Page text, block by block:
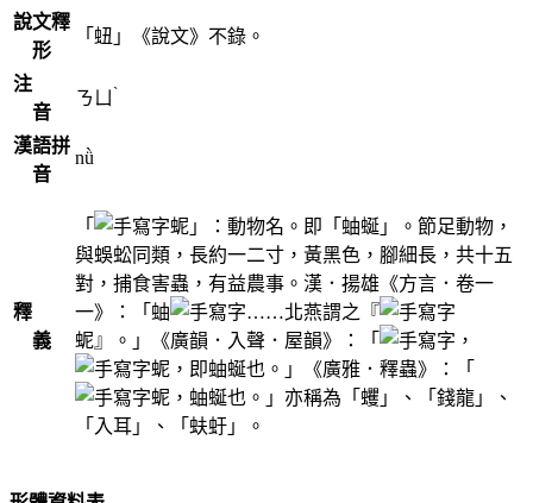
說文釋
形
「䖡」《說文》不錄。
注
音
ㄋㄩ ˋ
漢語拼
音
nǜ
釋
義
「
蚭」：動物名。即「蚰蜒」。節足動物，
與蜈蚣同類，長約一二寸，黃黑色，腳細長，共十五
對，捕食害蟲，有益農事。漢．揚雄《方言．卷一
一》：「蚰
……北燕謂之『
蚭』。」《廣韻．入聲．屋韻》：「
，
蚭，即蚰蜒也。」《廣雅．釋蟲》：「
蚭，蚰蜒也。」亦稱為「蠼」、「錢龍」、
「入耳」、「蚨虶」。